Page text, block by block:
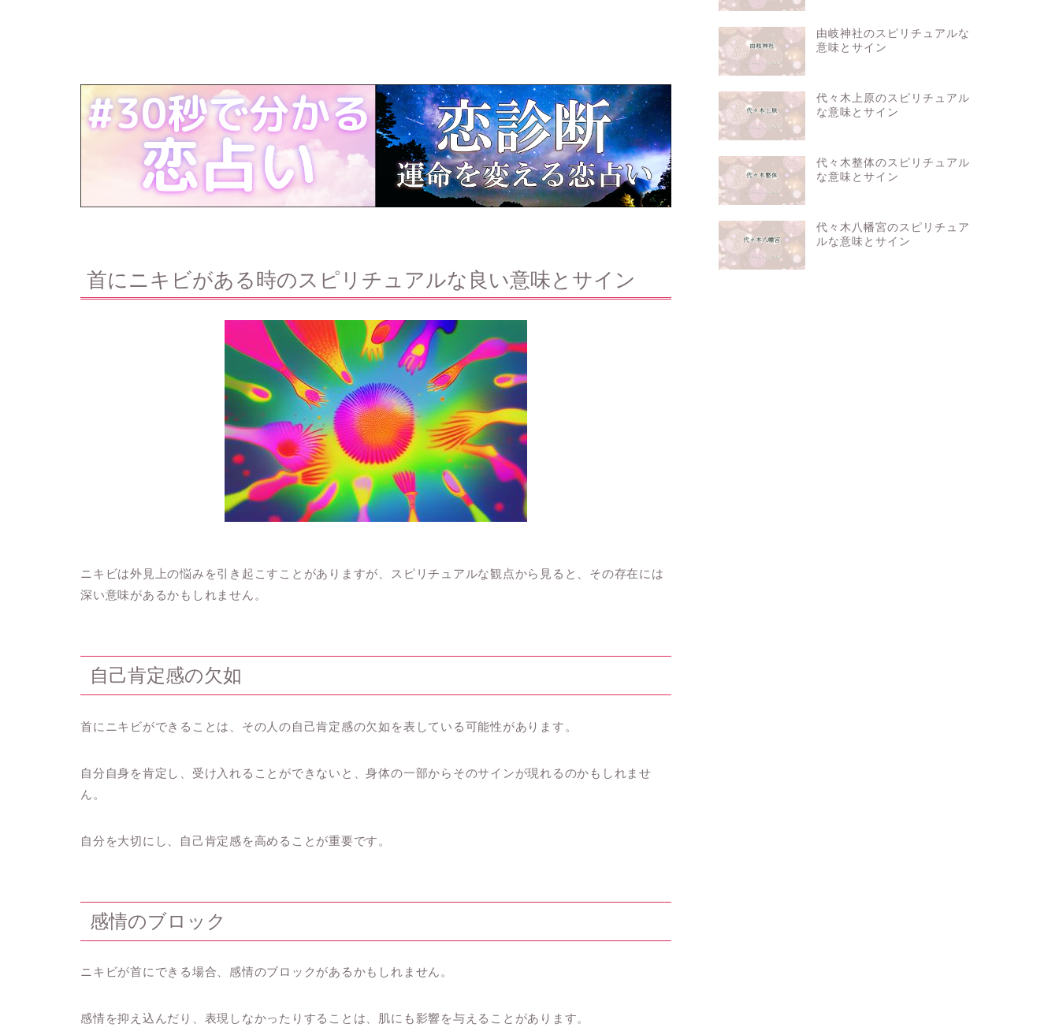
首にニキビがある時のスピリチュアルな良い意味とサイン
ニキビは外見上の悩みを引き起こすことがありますが、スピリチュアルな観点から見ると、その存在には
深い意味があるかもしれません。
自己肯定感の欠如
首にニキビができることは、その人の自己肯定感の欠如を表している可能性があります。
自分自身を肯定し、受け入れることができないと、身体の一部からそのサインが現れるのかもしれませ
ん。
自分を大切にし、自己肯定感を高めることが重要です。
感情のブロック
ニキビが首にできる場合、感情のブロックがあるかもしれません。
感情を抑え込んだり、表現しなかったりすることは、肌にも影響を与えることがあります。
由岐神社のスピリチュアルな
意味とサイン
代々木上原のスピリチュアル
な意味とサイン
代々木整体のスピリチュアル
な意味とサイン
代々木八幡宮のスピリチュア
ルな意味とサイン